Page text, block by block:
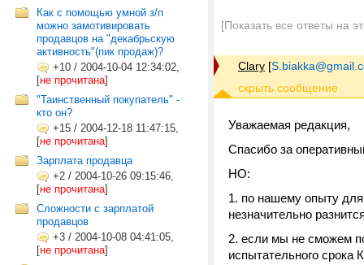
Как с помощью умной з/п
можно замотивировать
продавцов на "декабрьскую
активность"(пик продаж)?
+10 / 2004-10-04 12:34:02,
[не прочитана]
"Таинственный покупатель" -
кто он?
+15 / 2004-12-18 11:47:15,
[не прочитана]
Зарплата продавца
+2 / 2004-10-26 09:15:46,
[не прочитана]
Сложности с зарплатой
продавцов
+3 / 2004-10-08 04:41:05,
[не прочитана]
[Показать все ответы на
Clary [
Уважаемая редакция,
Спасибо за
НО:
1. по нашему опыту для
незначительно
2. если мы не сможем
испытательного срока